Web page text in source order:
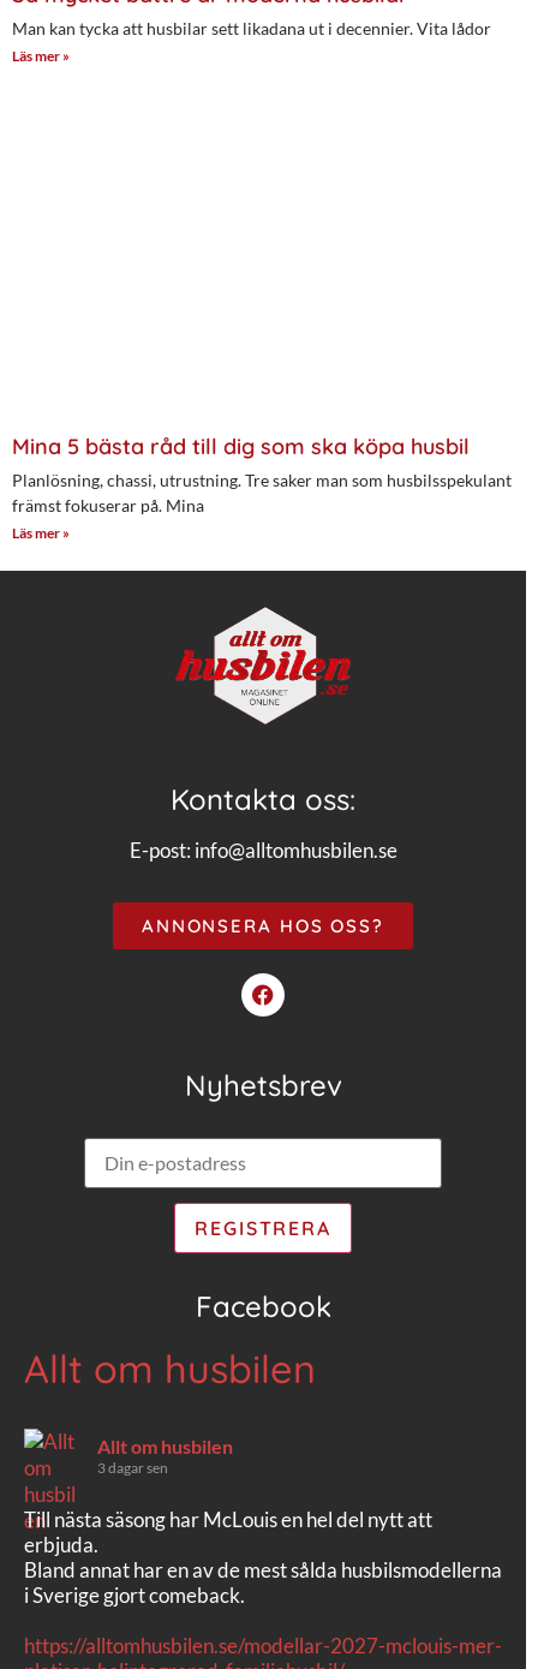
Man kan tycka att husbilar sett likadana ut i decennier. Vita lådor
Läs mer »
Mina 5 bästa råd till dig som ska köpa husbil
Planlösning, chassi, utrustning. Tre saker man som husbilsspekulant
främst fokuserar på. Mina
Läs mer »
Kontakta oss:
E-post: info@alltomhusbilen.se
ANNONSERA HOS OSS?
Nyhetsbrev
Facebook
Allt om husbilen
Allt om husbilen
3 dagar sen
Till nästa säsong har McLouis en hel del nytt att
erbjuda.
Bland annat har en av de mest sålda husbilsmodellerna
i Sverige gjort comeback.
https://alltomhusbilen.se/modellar-2027-mclouis-mer-